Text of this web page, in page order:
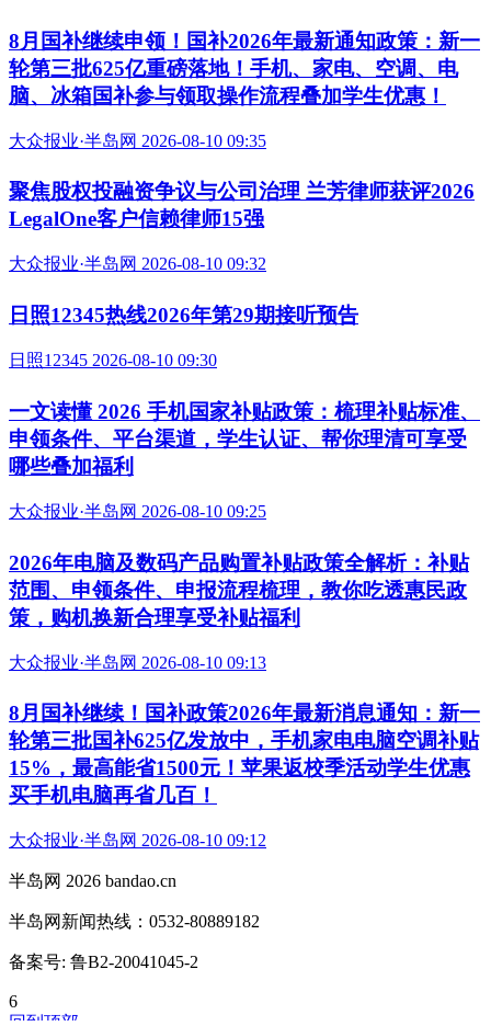
8月国补继续申领！国补2026年最新通知政策：新一
轮第三批625亿重磅落地！手机、家电、空调、电
脑、冰箱国补参与领取操作流程叠加学生优惠！
大众报业·半岛网 2026-08-10 09:35
聚焦股权投融资争议与公司治理 兰芳律师获评2026
LegalOne客户信赖律师15强
大众报业·半岛网 2026-08-10 09:32
日照12345热线2026年第29期接听预告
日照12345 2026-08-10 09:30
一文读懂 2026 手机国家补贴政策：梳理补贴标准、
申领条件、平台渠道，学生认证、帮你理清可享受
哪些叠加福利
大众报业·半岛网 2026-08-10 09:25
2026年电脑及数码产品购置补贴政策全解析：补贴
范围、申领条件、申报流程梳理，教你吃透惠民政
策，购机换新合理享受补贴福利
大众报业·半岛网 2026-08-10 09:13
8月国补继续！国补政策2026年最新消息通知：新一
轮第三批国补625亿发放中，手机家电电脑空调补贴
15%，最高能省1500元！苹果返校季活动学生优惠
买手机电脑再省几百！
大众报业·半岛网 2026-08-10 09:12
半岛网 2026 bandao.cn
半岛网新闻热线：0532-80889182
备案号: 鲁B2-20041045-2
6